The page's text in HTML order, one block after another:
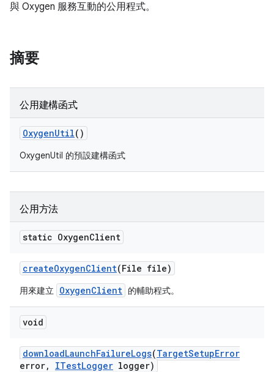
與 Oxygen 服務互動的公用程式。
摘要
公用建構函式
OxygenUtil()
OxygenUtil 的預設建構函式
公用方法
static OxygenClient
createOxygenClient(File file)
用來建立 OxygenClient 的輔助程式。
void
downloadLaunchFailureLogs(TargetSetupError
error, ITestLogger logger)